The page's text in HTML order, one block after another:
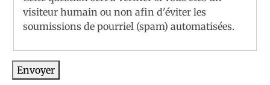
visiteur humain ou non afin d'éviter les
soumissions de pourriel (spam) automatisées.